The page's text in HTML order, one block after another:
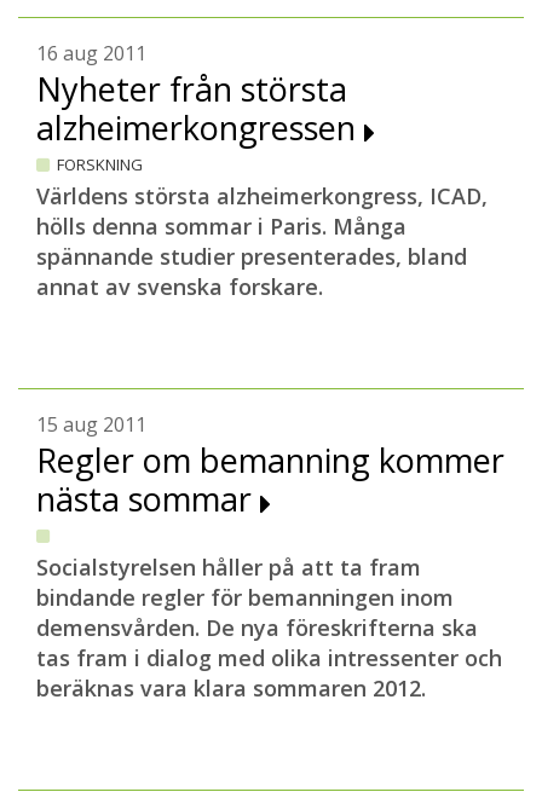
16 aug 2011
Nyheter från största
alzheimerkongressen
FORSKNING
Världens största alzheimerkongress, ICAD,
hölls denna sommar i Paris. Många
spännande studier presenterades, bland
annat av svenska forskare.
15 aug 2011
Regler om bemanning kommer
nästa sommar
Socialstyrelsen håller på att ta fram
bindande regler för bemanningen inom
demensvården. De nya föreskrifterna ska
tas fram i dialog med olika intressenter och
beräknas vara klara sommaren 2012.